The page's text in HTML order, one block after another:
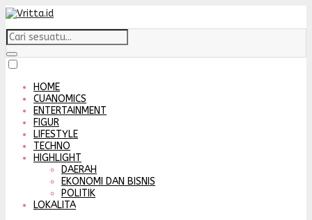
HOME
CUANOMICS
ENTERTAINMENT
FIGUR
LIFESTYLE
TECHNO
HIGHLIGHT
DAERAH
EKONOMI DAN BISNIS
POLITIK
LOKALITA